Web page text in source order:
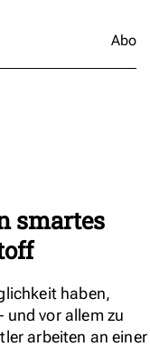
Abo
smartes
haben,
und vor allem zu
arbeiten an einer